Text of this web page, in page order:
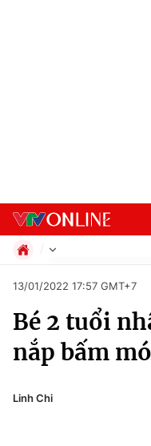
Chuyên mục
Chính trị
Xã hội
Pháp luật
Kinh tế
Thể thao
13/01/2022 17:57 GMT+7
Bé 2 tuổi
nắp bấm
Linh Chi